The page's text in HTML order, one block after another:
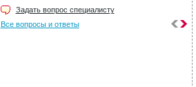
Задать вопрос специалисту
Все вопросы и ответы